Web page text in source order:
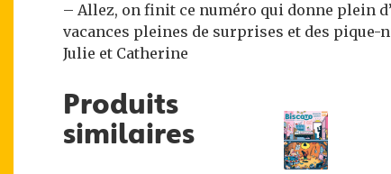
– Allez, on finit ce numéro qui donne plein
vacances pleines de surprises et des pique-
Julie et Catherine
Produits
similaires